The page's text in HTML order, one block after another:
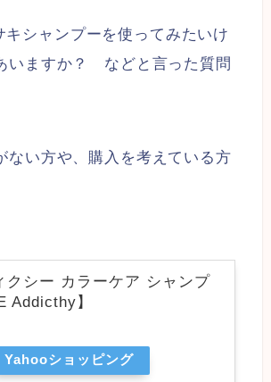
シャンプーを使ってみたいけ
いますか？ などと言った質問
ない方や、購入を考えている方
クシー カラーケア シャンプ
Addicthy】
Yahooショッピング